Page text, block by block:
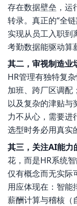
存在数据壁垒，运
转录。真正的“全
实现从员工入职到
考勤数据能驱动算
其二，审视制造业
HR管理有独特复
加班、跨厂区调配
以及复杂的津贴与
力不从心，需要进
选型时务必用真实
其三，关注AI能力
花，而是HR系统
仅有概念而无实际
用应体现在：智能
薪酬计算与稽核（